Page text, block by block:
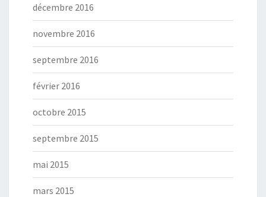
décembre 2016
novembre 2016
septembre 2016
février 2016
octobre 2015
septembre 2015
mai 2015
mars 2015